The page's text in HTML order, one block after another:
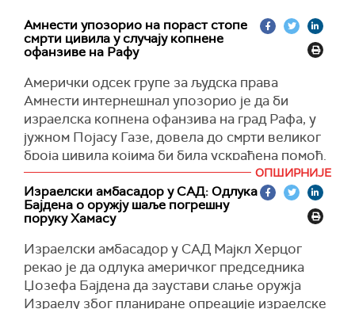
Амнести упозорио на пораст стопе
смрти цивила у случају копнене
офанзиве на Рафу
Амерички одсек групе за људска права
Амнести интернешнал упозорио је да би
израелска копнена офанзива на град Рафа, у
јужном Појасу Газе, довела до смрти великог
броја цивила којима би била ускраћена помоћ.
"Никоме у Гази тренутно не може да се
обезбеди количина помоћи која је потребна.
Ако се планирана копнена операција не
поручила је та група на платформи Икс.
Амнести је нагласио да је неопходно да владе
широм света изврше притисак како би се
ОПШИРНИЈЕ
Израелски амбасадор у САД: Одлука
Бајдена о оружју шаље погрешну
поруку Хамасу
Израелски амбасадор у САД Мајкл Херцог
рекао је да одлука америчког председника
Џозефа Бајдена да заустави слање оружја
Израелу због планиране опреације израелске